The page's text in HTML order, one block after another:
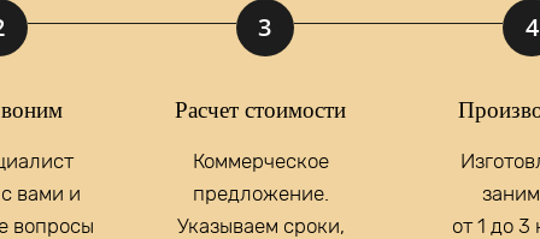
вы принимаете и даете Согласие на обработку
светильников
освещение?
вами и
вопросы
3
Расчет стоимости
Коммерческое
предложение.
Указываем сроки,
4
от 1 до 3